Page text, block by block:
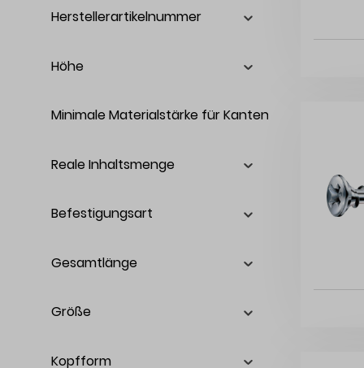
Herstellerartikelnummer
Höhe
Minimale Materialstärke für Kantenfräsung
Reale Inhaltsmenge
Befestigungsart
Gesamtlänge
Größe
Kopfform